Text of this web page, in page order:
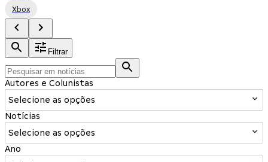
Xbox
Filtrar
Autores e Colunistas
Selecione as opções
Notícias
Selecione as opções
Ano